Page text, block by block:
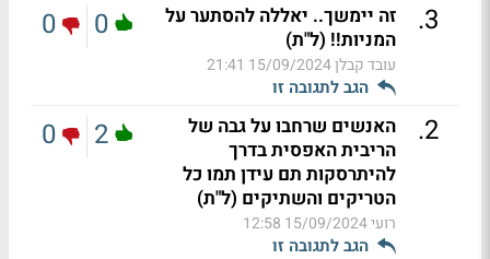
3
.
זה יימשך.. יאללה להסתער על
המניות!! (ל"ת)
עובד קבלן15/09/2024 21:41
הגב לתגובה זו
0
0
2
.
האנשים שרחבו על גבה של
הריבית האפסית בדרך
להיתרסקות תם עידן תמו כל
הטריקים והשתיקים (ל"ת)
רועי15/09/2024 12:58
הגב לתגובה זו
2
0